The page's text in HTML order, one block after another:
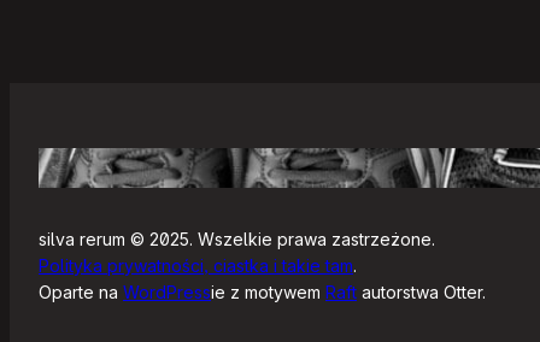
silva rerum © 2025. Wszelkie prawa zastrzeżone.
Polityka prywatności, ciastka i takie tam.
Oparte na WordPressie z motywem Raft autorstwa Otter.